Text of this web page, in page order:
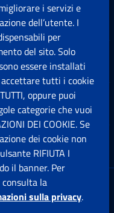
Grande, 21
i servizi e
dell’utente. I
per
del sito. Solo
essere installati
tutti i cookie
oppure puoi
categorie che vuoi
DEI COOKIE. Se
dei cookie non
RIFIUTA I
il banner. Per
la
sulla privacy.